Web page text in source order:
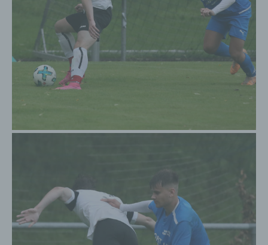
wird. Ein weiteres Beispiel ist das Cookie eines
Warenkorbes im Online-Shop. Der Online-Shop
merkt sich die Artikel, die ein Kunde in den
virtuellen Warenkorb gelegt hat, über ein Cookie.
Die betroffene Person kann die Setzung von
Cookies durch unsere Internetseite jederzeit
mittels einer entsprechenden Einstellung des
genutzten Internetbrowsers verhindern und damit
Cookies jederzeit über einen Internetbrowser oder
Cookies in dem genutzten Internetbrowser, sind
unter Umständen nicht alle Funktionen unserer
Internetseite vollumfänglich nutzbar.
Erfassung von allgemeinen Daten und